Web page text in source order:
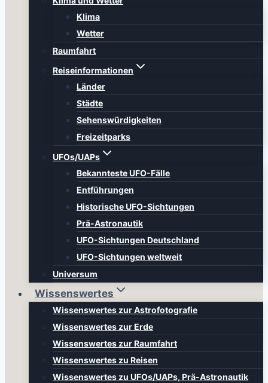
Klima
Wetter
Raumfahrt
Reiseinformationen
Länder
Städte
Sehenswürdigkeiten
Freizeitparks
UFOs/UAPs
Bekannteste UFO-Fälle
Entführungen
Historische UFO-Sichtungen
Prä-Astronautik
UFO-Sichtungen Deutschland
UFO-Sichtungen weltweit
Universum
Wissenswertes
Wissenswertes zur Astrofotografie
Wissenswertes zur Erde
Wissenswertes zur Raumfahrt
Wissenswertes zu Reisen
Wissenswertes zu UFOs/UAPs, Prä-Astronautik